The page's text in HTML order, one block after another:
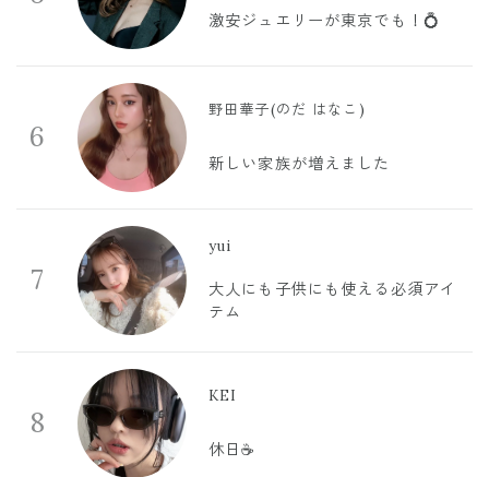
激安ジュエリーが東京でも！💍
6
野田華子(のだ はなこ)
新しい家族が増えました
7
yui
大人にも子供にも使える必須アイ
テム
8
KEI
休日☕️